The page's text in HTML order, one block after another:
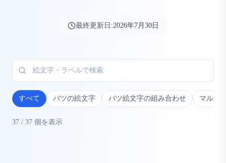
最終更新日:2026年7月30日
すべて バツの絵文字 バツ絵文字の組み合わせ マル×
37 / 37 個を表示